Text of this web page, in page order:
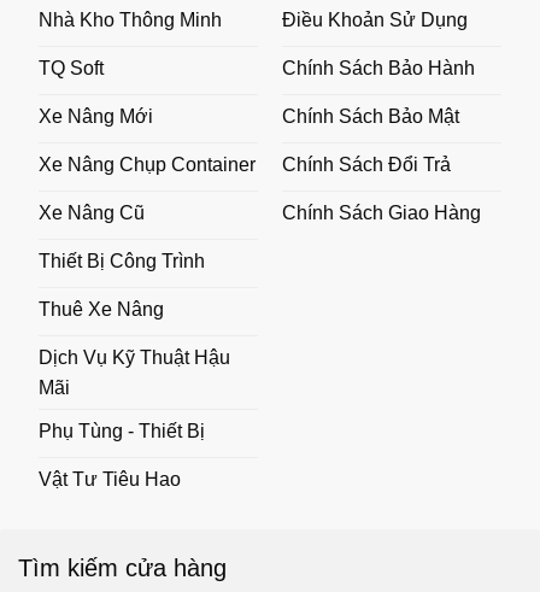
Nhà Kho Thông Minh
TQ Soft
Xe Nâng Mới
Xe Nâng Chụp Container
Xe Nâng Cũ
Thiết Bị Công Trình
Thuê Xe Nâng
Dịch Vụ Kỹ Thuật Hậu
Mãi
Phụ Tùng - Thiết Bị
Vật Tư Tiêu Hao
Điều Khoản Sử Dụng
Chính Sách Bảo Hành
Chính Sách Bảo Mật
Chính Sách Đổi Trả
Chính Sách Giao Hàng
Tìm kiếm cửa hàng